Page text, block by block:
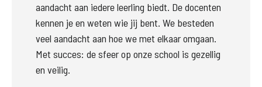
aandacht aan iedere leerling biedt. De docenten
kennen je en weten wie jij bent. We besteden
veel aandacht aan hoe we met elkaar omgaan.
Met succes: de sfeer op onze school is gezellig
en veilig.